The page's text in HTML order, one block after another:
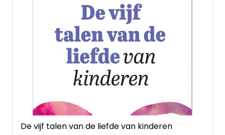
De vijf talen van de liefde van kinderen